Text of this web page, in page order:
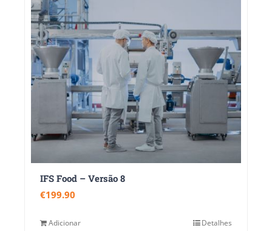
IFS Food – Versão 8
€199.90
Adicionar Detalhes